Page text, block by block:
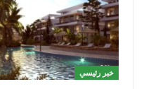
خبر رئيسي